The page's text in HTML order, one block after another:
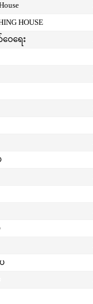
HOUSE
ေရေး